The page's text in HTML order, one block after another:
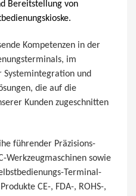
Bereitstellung von
Kompetenzen in der
im
Systemintegration und
die auf die
Kunden zugeschnitten
führender Präzisions-
Werkzeugmaschinen sowie
Terminal-
CE-, FDA-, ROHS-,